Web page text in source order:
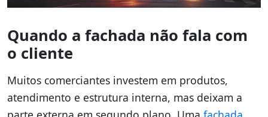
Quando a fachada não fala com
o cliente
Muitos comerciantes investem em produtos,
atendimento e estrutura interna, mas deixam a